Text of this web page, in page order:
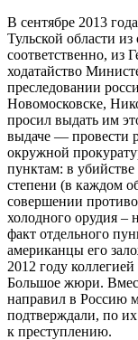
В сентябре 2013
Тульской области
соответственно, из
ходатайство
преследовании
Новомосковске,
просил выдать им
выдаче — провести
окружной
пунктам: в
степени (в каждом
совершении
холодного орудия –
факт отдельного
американцы его
2012 году
Большое жюри.
направил в Россию
подтверждали, по
к преступлению.